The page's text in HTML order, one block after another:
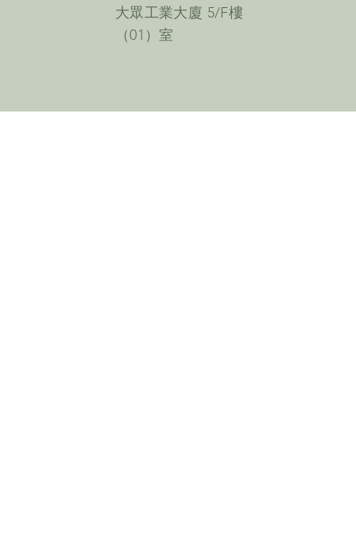
大眾工業大廈 5/F樓
（01）室